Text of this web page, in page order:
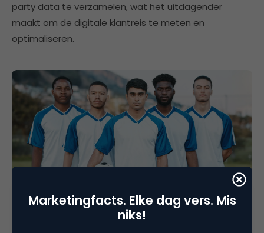
party data te verzamelen, wat het uitdagender
maakt om de digitale klantreis te meten en
optimaliseren.
Waarom marketeers begin van de funnel over
Marketingfacts. Elke dag vers. Mis
niks!